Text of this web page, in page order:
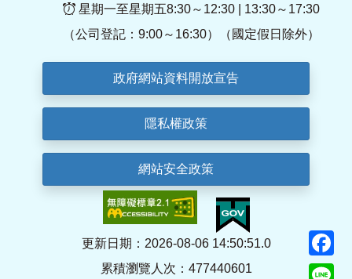
星期一至星期五8:30～12:30 | 13:30～17:30
（公司登記：9:00～16:30）（國定假日除外）
政府網站資料開放宣告
隱私權政策
網站安全政策
更新日期：2026-08-06 14:50:51.0
累積瀏覽人次：477440601